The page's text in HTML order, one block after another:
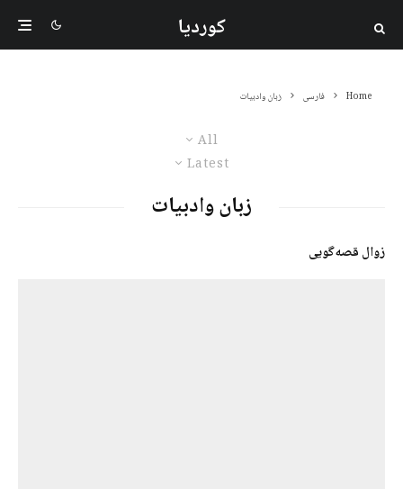
کوردیا
Home فارسی زبان وادبیات
All
Latest
زبان وادبیات
زوال قصه‌گویی